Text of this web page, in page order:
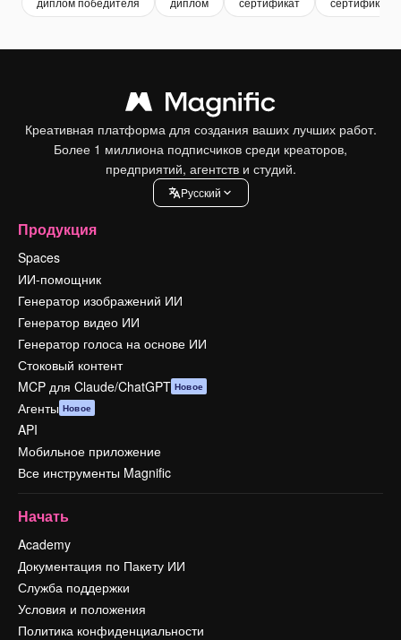
Креативная платформа для создания ваших лучших работ.
Более 1 миллиона подписчиков среди креаторов,
предприятий, агентств и студий.
Pусский
Продукция
Spaces
ИИ-помощник
Генератор изображений ИИ
Генератор видео ИИ
Генератор голоса на основе ИИ
Стоковый контент
MCP для Claude/ChatGPT Новое
Агенты Новое
API
Мобильное приложение
Все инструменты Magnific
Начать
Academy
Документация по Пакету ИИ
Служба поддержки
Условия и положения
Политика конфиденциальности